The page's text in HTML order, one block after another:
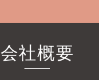
会社概要